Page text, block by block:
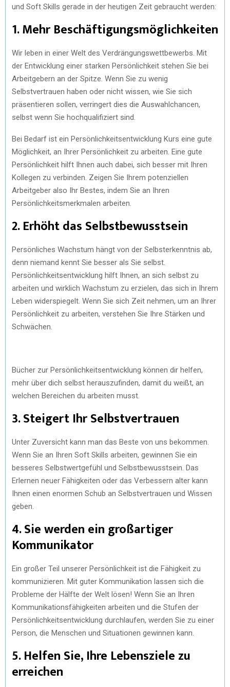
und Soft Skills gerade in der heutigen Zeit gebraucht werden:
1. Mehr Beschäftigungsmöglichkeiten
Wir leben in einer Welt des Verdrängungswettbewerbs. Mit
der Entwicklung einer starken Persönlichkeit stehen Sie bei
Arbeitgebern an der Spitze. Wenn Sie zu wenig
Selbstvertrauen haben oder nicht wissen, wie Sie sich
präsentieren sollen, verringert dies die Auswahlchancen,
selbst wenn Sie hochqualifiziert sind.
Bei Bedarf ist ein Persönlichkeitsentwicklung Kurs eine gute
Möglichkeit, an Ihrer Persönlichkeit zu arbeiten. Eine gute
Persönlichkeit hilft Ihnen auch dabei, sich besser mit Ihren
Kollegen zu verbinden. Zeigen Sie Ihrem potenziellen
Arbeitgeber also Ihr Bestes, indem Sie an Ihren
Persönlichkeitsmerkmalen arbeiten.
2. Erhöht das Selbstbewusstsein
Persönliches Wachstum hängt von der Selbsterkenntnis ab,
denn niemand kennt Sie besser als Sie selbst.
Persönlichkeitsentwicklung hilft Ihnen, an sich selbst zu
arbeiten und wirklich Wachstum zu erzielen, das sich in Ihrem
Leben widerspiegelt. Wenn Sie sich Zeit nehmen, um an Ihrer
Persönlichkeit zu arbeiten, verstehen Sie Ihre Stärken und
Schwächen.
Bücher zur Persönlichkeitsentwicklung können dir helfen,
mehr über dich selbst herauszufinden, damit du weißt, an
welchen Bereichen du arbeiten musst.
3. Steigert Ihr Selbstvertrauen
Unter Zuversicht kann man das Beste von uns bekommen.
Wenn Sie an Ihren Soft Skills arbeiten, gewinnen Sie ein
besseres Selbstwertgefühl und Selbstbewusstsein. Das
Erlernen neuer Fähigkeiten oder das Verbessern alter kann
Ihnen einen enormen Schub an Selbstvertrauen und Wissen
geben.
4. Sie werden ein großartiger
Kommunikator
Ein großer Teil unserer Persönlichkeit ist die Fähigkeit zu
kommunizieren. Mit guter Kommunikation lassen sich die
Probleme der Hälfte der Welt lösen! Wenn Sie an Ihren
Kommunikationsfähigkeiten arbeiten und die Stufen der
Persönlichkeitsentwicklung durchlaufen, werden Sie zu einer
Person, die Menschen und Situationen gewinnen kann.
5. Helfen Sie, Ihre Lebensziele zu
erreichen